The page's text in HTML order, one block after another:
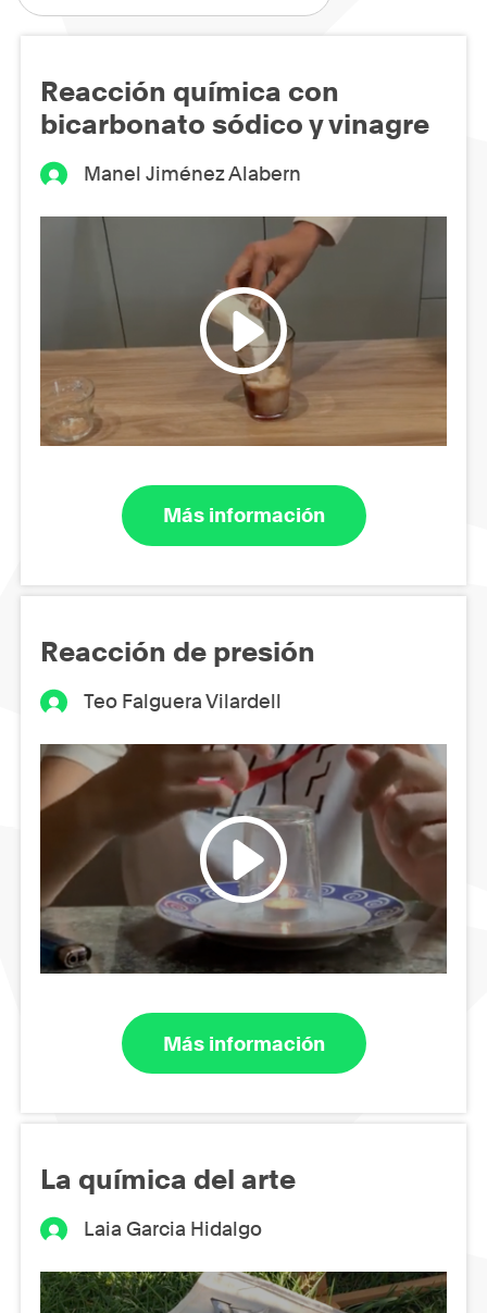
Reacción química con
bicarbonato sódico y vinagre
Manel Jiménez Alabern
Más información
Reacción de presión
Teo Falguera Vilardell
Más información
La química del arte
Laia Garcia Hidalgo